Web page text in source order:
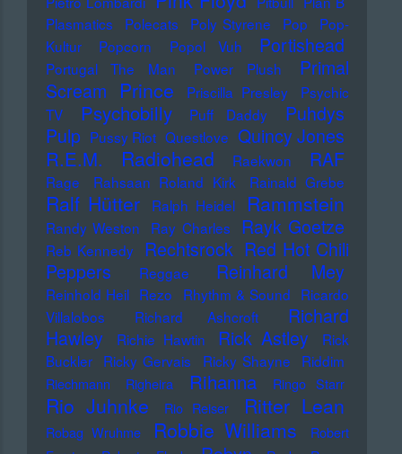
Plasmatics
Polecats Poly Styrene Pop
Pop-
Kultur
Popcorn Popol Vuh Portishead
Portugal The Man Power Plush
Primal
Scream
Prince Priscilla Presley
Psychic
TV
Psychobilly Puff Daddy
Puhdys
Pulp Pussy Riot Questlove Quincy Jones
R.E.M. Radiohead Raekwon RAF
Rage Rahsaan Roland Kirk Rainald Grebe
Ralf Hütter Ralph Heidel Rammstein
Randy Weston Ray Charles Rayk Goetze
Reb Kennedy Rechtsrock Red Hot Chili
Peppers
Reggae Reinhard Mey
Reinhold Heil Rezo Rhythm & Sound Ricardo
Villalobos
Richard Ashcroft
Richard
Hawley
Richie Hawtin Rick Astley
Rick
Buckler
Ricky Gervais Ricky Shayne Riddim
Riechmann Righeira Rihanna Ringo Starr
Rio Juhnke Rio Reiser Ritter Lean
Robag Wruhme Robbie Williams
Robert